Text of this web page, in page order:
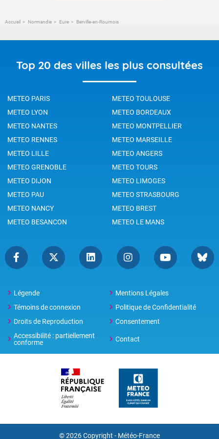
Accueil Normandie Eure Berville-en-Roumois
Top 20 des villes les plus consultées
METEO PARIS
METEO TOULOUSE
METEO LYON
METEO BORDEAUX
METEO NANTES
METEO MONTPELLIER
METEO RENNES
METEO MARSEILLE
METEO LILLE
METEO ANGERS
METEO GRENOBLE
METEO TOURS
METEO DIJON
METEO LIMOGES
METEO PAU
METEO STRASBOURG
METEO NANCY
METEO BREST
METEO BESANCON
METEO LE MANS
Légende
Mentions Légales
Témoins de connexion
Politique de Confidentialité
Droits de Reproduction
Consentement
Accessibilité : partiellement
conforme
Contact
© 2026 Copyright - Météo-France